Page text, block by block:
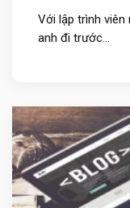
Với lập trình
anh đi trước...